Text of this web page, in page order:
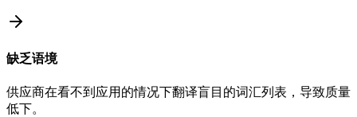
缺乏语境
供应商在看不到应用的情况下翻译盲目的词汇列表，导致质量
低下。